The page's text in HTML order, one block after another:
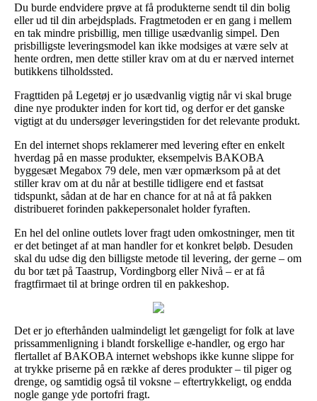
Du burde endvidere prøve at få produkterne sendt til din bolig
eller ud til din arbejdsplads. Fragtmetoden er en gang i mellem
en tak mindre prisbillig, men tillige usædvanlig simpel. Den
prisbilligste leveringsmodel kan ikke modsiges at være selv at
hente ordren, men dette stiller krav om at du er nærved internet
butikkens tilholdssted.
Fragttiden på Legetøj er jo usædvanlig vigtig når vi skal bruge
dine nye produkter inden for kort tid, og derfor er det ganske
vigtigt at du undersøger leveringstiden for det relevante produkt.
En del internet shops reklamerer med levering efter en enkelt
hverdag på en masse produkter, eksempelvis BAKOBA
byggesæt Megabox 79 dele, men vær opmærksom på at det
stiller krav om at du når at bestille tidligere end et fastsat
tidspunkt, sådan at de har en chance for at nå at få pakken
distribueret forinden pakkepersonalet holder fyraften.
En hel del online outlets lover fragt uden omkostninger, men tit
er det betinget af at man handler for et konkret beløb. Desuden
skal du udse dig den billigste metode til levering, der gerne – om
du bor tæt på Taastrup, Vordingborg eller Nivå – er at få
fragtfirmaet til at bringe ordren til en pakkeshop.
Det er jo efterhånden ualmindeligt let gængeligt for folk at lave
prissammenligning i blandt forskellige e-handler, og ergo har
flertallet af BAKOBA internet webshops ikke kunne slippe for
at trykke priserne på en række af deres produkter – til piger og
drenge, og samtidig også til voksne – eftertrykkeligt, og endda
nogle gange yde portofri fragt.